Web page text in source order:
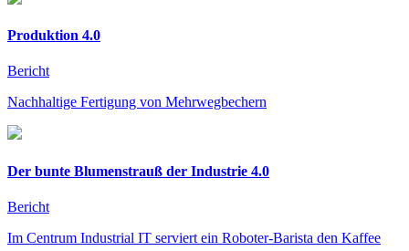
Produktion 4.0
Bericht
Nachhaltige Fertigung von Mehrwegbechern
Der bunte Blumenstrauß der Industrie 4.0
Bericht
Im Centrum Industrial IT serviert ein Roboter-Barista den Kaffee